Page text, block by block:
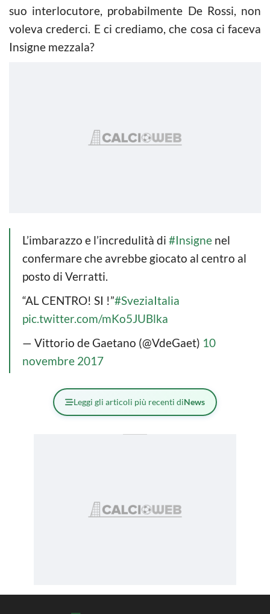
suo interlocutore, probabilmente De Rossi, non
voleva crederci. E ci crediamo, che cosa ci faceva
Insigne mezzala?
L’imbarazzo e l’incredulità di #Insigne nel
confermare che avrebbe giocato al centro al
posto di Verratti.
“AL CENTRO! SI !”#SveziaItalia
pic.twitter.com/mKo5JUBlka
— Vittorio de Gaetano (@VdeGaet) 10
novembre 2017
Leggi gli articoli più recenti diNews